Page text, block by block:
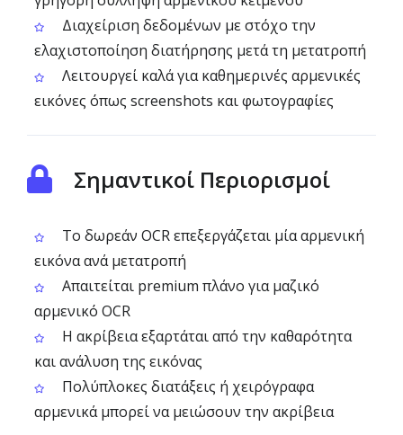
Διαχείριση δεδομένων με στόχο την
ελαχιστοποίηση διατήρησης μετά τη μετατροπή
Λειτουργεί καλά για καθημερινές αρμενικές
εικόνες όπως screenshots και φωτογραφίες
Σημαντικοί Περιορισμοί
Το δωρεάν OCR επεξεργάζεται μία αρμενική
εικόνα ανά μετατροπή
Απαιτείται premium πλάνο για μαζικό
αρμενικό OCR
Η ακρίβεια εξαρτάται από την καθαρότητα
και ανάλυση της εικόνας
Πολύπλοκες διατάξεις ή χειρόγραφα
αρμενικά μπορεί να μειώσουν την ακρίβεια